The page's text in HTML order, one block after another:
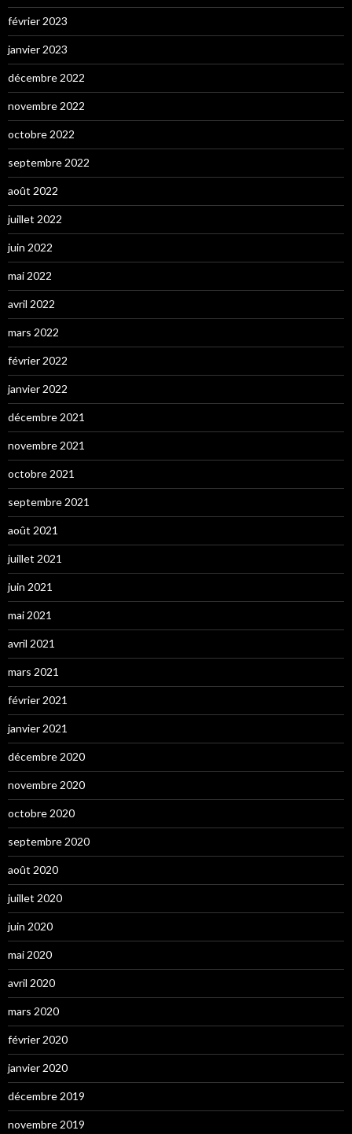
février 2023
janvier 2023
décembre 2022
novembre 2022
octobre 2022
septembre 2022
août 2022
juillet 2022
juin 2022
mai 2022
avril 2022
mars 2022
février 2022
janvier 2022
décembre 2021
novembre 2021
octobre 2021
septembre 2021
août 2021
juillet 2021
juin 2021
mai 2021
avril 2021
mars 2021
février 2021
janvier 2021
décembre 2020
novembre 2020
octobre 2020
septembre 2020
août 2020
juillet 2020
juin 2020
mai 2020
avril 2020
mars 2020
février 2020
janvier 2020
décembre 2019
novembre 2019